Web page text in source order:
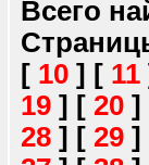
Всего
[ 10 ] [ 11
19 ] [ 20 ]
28 ] [ 29 ]